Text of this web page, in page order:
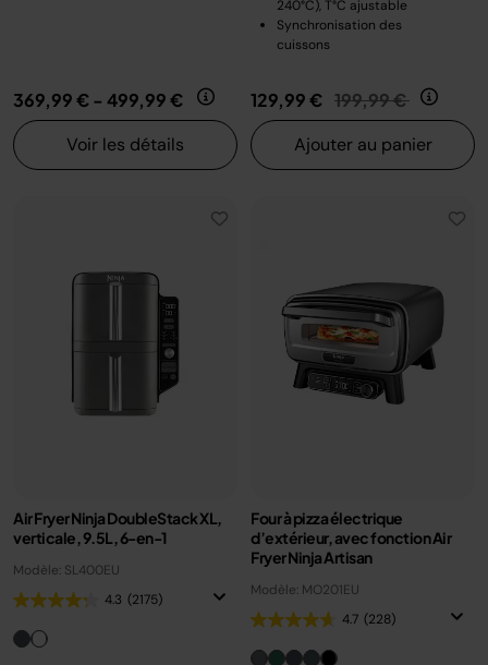
369,99 €- 499,99 €
Voir les détails
240°C), T°C ajustable
Synchronisation des
cuissons
129,99 € Prix réduit de
199,99 € au
Ajouter au panier
Air Fryer Ninja DoubleStack XL,
verticale, 9.5L, 6-en-1
Modèle: SL400EU
4.3 (2175)
Four à pizza électrique
d’extérieur, avec fonction Air
Fryer Ninja Artisan
Modèle: MO201EU
4.7 (228)